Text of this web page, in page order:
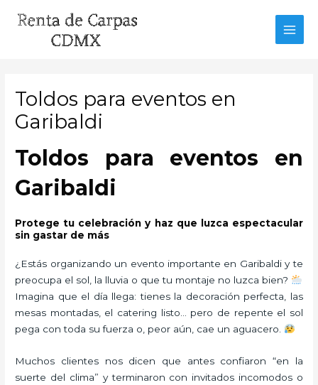
Toldos para eventos en
Garibaldi
Toldos para eventos en
Garibaldi
Protege tu celebración y haz que luzca espectacular
sin gastar de más
¿Estás organizando un evento importante en Garibaldi y te
preocupa el sol, la lluvia o que tu montaje no luzca bien?
Imagina que el día llega: tienes la decoración perfecta, las
mesas montadas, el catering listo… pero de repente el sol
pega con toda su fuerza o, peor aún, cae un aguacero.
Muchos clientes nos dicen que antes confiaron “en la
suerte del clima” y terminaron con invitados incomodos o